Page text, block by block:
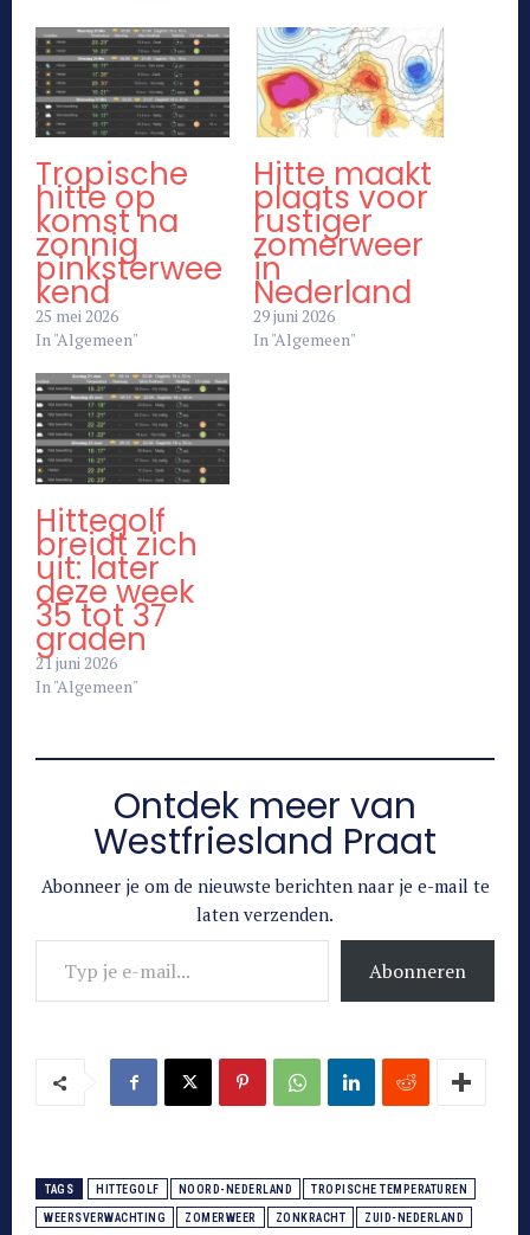
Tropische
hitte op
komst na
zonnig
pinksterwee
kend
25 mei 2026
In "Algemeen"
Hitte maakt
plaats voor
rustiger
zomerweer
in
Nederland
29 juni 2026
In "Algemeen"
Hittegolf
breidt zich
uit: later
deze week
35 tot 37
graden
21 juni 2026
In "Algemeen"
Ontdek meer van
Westfriesland Praat
Abonneer je om de nieuwste berichten naar je e-mail te
laten verzenden.
Typ je e-mail...
Abonneren
TAGS HITTEGOLF NOORD-NEDERLAND TROPISCHE TEMPERATUREN
WEERSVERWACHTING ZOMERWEER ZONKRACHT ZUID-NEDERLAND